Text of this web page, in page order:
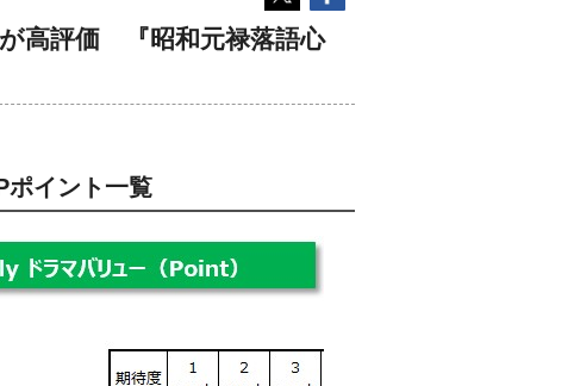
高評価 『昭和元禄落語心
ポイント一覧